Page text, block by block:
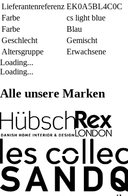
Lieferantenreferenz EK0A5BL4C0C
Farbe
cs light blue
Farbe
Blau
Geschlecht
Gemischt
Altersgruppe
Erwachsene
Loading...
Loading...
Alle unsere Marken